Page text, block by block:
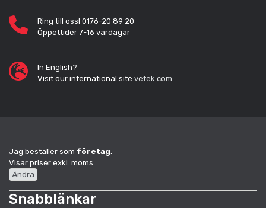
Ring till oss! 0176-20 89 20
Öppettider 7-16 vardagar
In English?
Visit our international site vetek.com
Jag beställer som företag
Visar priser exkl. moms.
Ändra
Snabblänkar